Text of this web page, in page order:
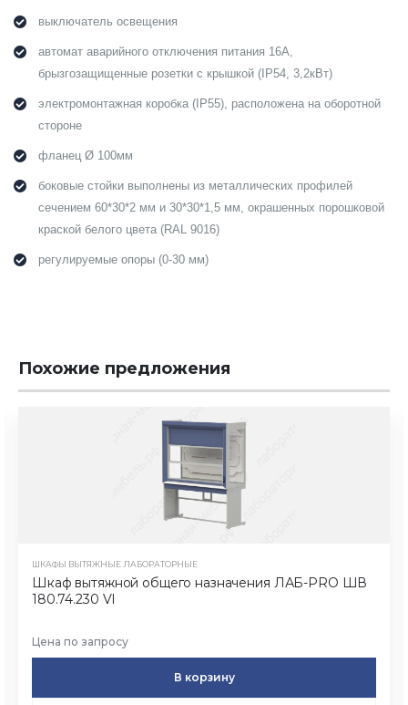
выключатель освещения
автомат аварийного отключения питания 16А,
брызгозащищенные розетки с крышкой (IP54, 3,2кВт)
электромонтажная коробка (IP55), расположена на оборотной
стороне
фланец Ø 100мм
боковые стойки выполнены из металлических профилей
сечением 60*30*2 мм и 30*30*1,5 мм, окрашенных порошковой
краской белого цвета (RAL 9016)
регулируемые опоры (0-30 мм)
Похожие предложения
ШКАФЫ ВЫТЯЖНЫЕ ЛАБОРАТОРНЫЕ
Шкаф вытяжной общего назначения ЛАБ-PRO ШВ
180.74.230 VI
Цена по запросу
В корзину